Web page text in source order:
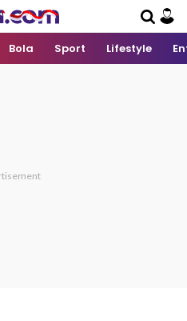
Bola Sport Lifestyle